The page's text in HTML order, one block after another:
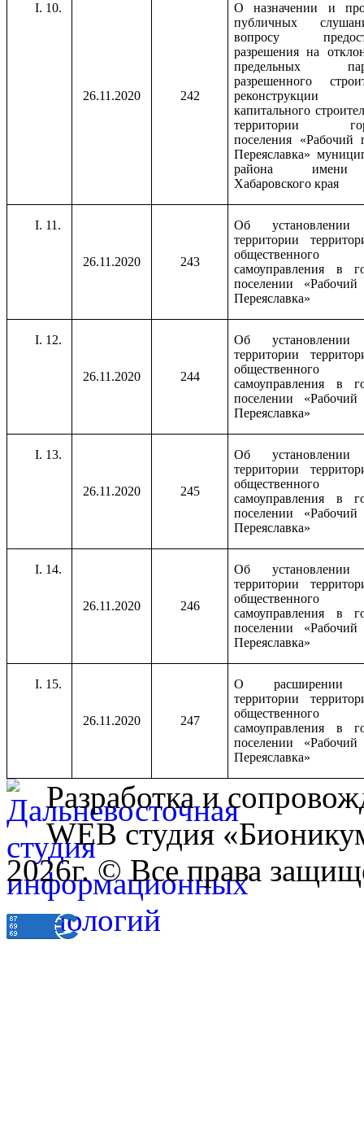
10.
26.11.2020 242
О назначении и
публичных
вопросу
разрешения на
предельных
разрешенного
реконструкции
капитального
территории
поселения «Рабочий
Переяславка»
района
Хабаровского края
11.
26.11.2020 243
Об установлении
территории
общественного
самоуправления в
поселении «Рабочий
Переяславка»
12.
26.11.2020 244
Об установлении
территории
общественного
самоуправления в
поселении «Рабочий
Переяславка»
13.
26.11.2020 245
Об установлении
территории
общественного
самоуправления в
поселении «Рабочий
Переяславка»
14.
26.11.2020 246
Об установлении
территории
общественного
самоуправления в
поселении «Рабочий
Переяславка»
15.
26.11.2020 247
О расширении
территории
общественного
самоуправления в
поселении «Рабочий
Переяславка»
Разработка и
WEB студия
2026г. © Все права